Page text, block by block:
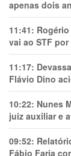
apenas dois
11:41:
vai ao STF
11:17:
Flávio Dino
10:22: Nunes
juiz auxiliar e
09:52:
Fábio Faria